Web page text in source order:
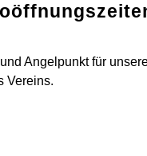
Angelpunkt für
Vereins.